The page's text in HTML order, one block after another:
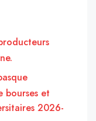
bourses et
2026-